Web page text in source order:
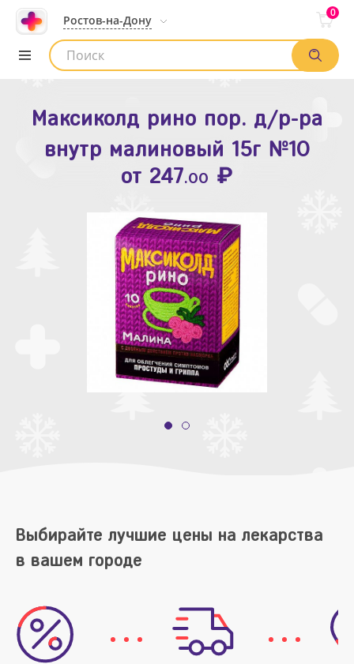
Ростов-на-Дону
0
Список аптек
Максиколд рино пор. д/р-ра
внутр малиновый 15г №10
от 247.00 ₽
Зодак таб. п.п.о. 10мг №10
от109.80 ₽
Выбирайте лучшие цены на лекарства
в вашем городе